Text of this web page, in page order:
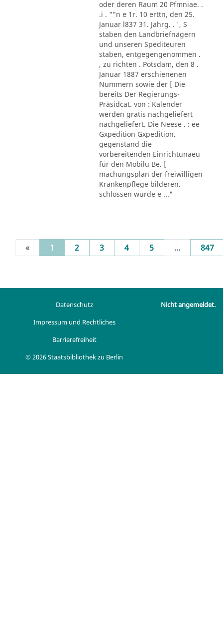
oder deren Raum 20 Pfmniae. .
.i . ""n e 1r. 10 erttn, den 25.
Januar l837 31. Jahrg. . ', S
staben den Landbriefnägern
und unseren Spediteuren
staben, entgegengenommen .
, zu richten . Potsdam, den 8 .
Januar 1887 erschienenen
Nummern sowie der [ Die
bereits Der Regierungs-
Präsidcat. von : Kalender
werden gratis nachgeliefert
nachgeliefert. Die Neese . : ee
Gxpedition Gxpedition.
gegenstand die
vorbereitenden Einrichtunaeu
für den Mobilu Be. [
machungsplan der freiwilligen
Krankenpflege bilderen.
schlossen wurde e ..."
« 1 (current)
2 3 4 5 ... 847
Datenschutz
Impressum und Rechtliches
Barrierefreiheit
© 2026 Staatsbibliothek zu Berlin
Nicht angemeldet.